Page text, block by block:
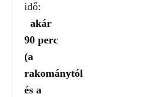
idő:
akár
90 perc
(a
rakománytól
és a